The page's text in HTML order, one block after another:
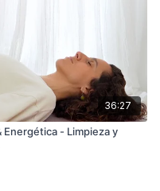
36:27
- Limpieza y